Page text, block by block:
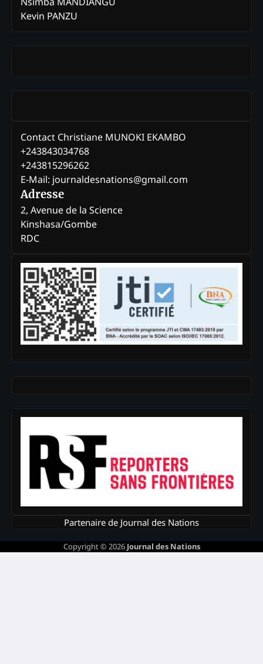
Kevin PANZU
Contact Christiane MUNOKI EKAMBO
+243843034768
+243815296262
E-Mail: journaldesnations@gmail.com
Adresse
2, Avenue de la Science
Kinshasa/Gombe
RDC
Partenaire de Journal des Nations
Copyright © 2026 Journal des Nations